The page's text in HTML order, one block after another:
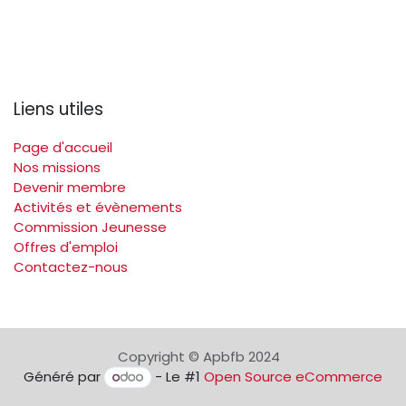
Liens utiles
Page d'accueil
Nos missions
Devenir membre
Activités et évènements
Commission Jeunesse
Offres d'emploi
Contactez-nous
Copyright © Apbfb 2024
Généré par
- Le #1 Open Source eCommerce